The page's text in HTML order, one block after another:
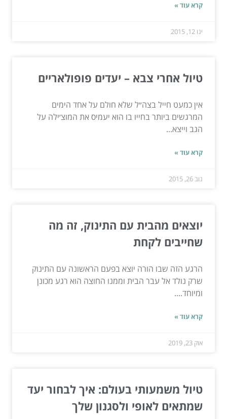
קרא עוד »
ינו 12, 2015
טיול אחרי צבא – יעדים פופולאריים
אין כמעט חייל בצה״ל שלא חולם על אחד הימים
המרגשים ביותר בחייו בו הוא יעמיס את המוצ׳ילה על
הגב וייצא...
קרא עוד »
נוב 26, 2015
יוצאים מהבית עם התינוק, זה מה
שחייבים לקחת
הרגע הזה שבו הורה יוצא בפעם הראשונה עם התינוק
שרק נולד אל עבר הבית וממנו החוצה הוא רגע מכונן
ומיוחד....
קרא עוד »
אוק 23, 2019
טיול משמעותי בעולם: איך לבחור יעד
שמתאים לאופי ולסגנון שלך